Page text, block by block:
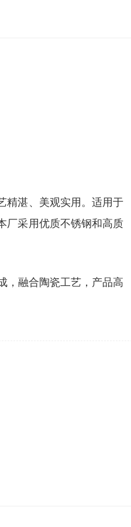
精湛、美观实用。适用于
厂采用优质不锈钢和高质
，融合陶瓷工艺，产品高